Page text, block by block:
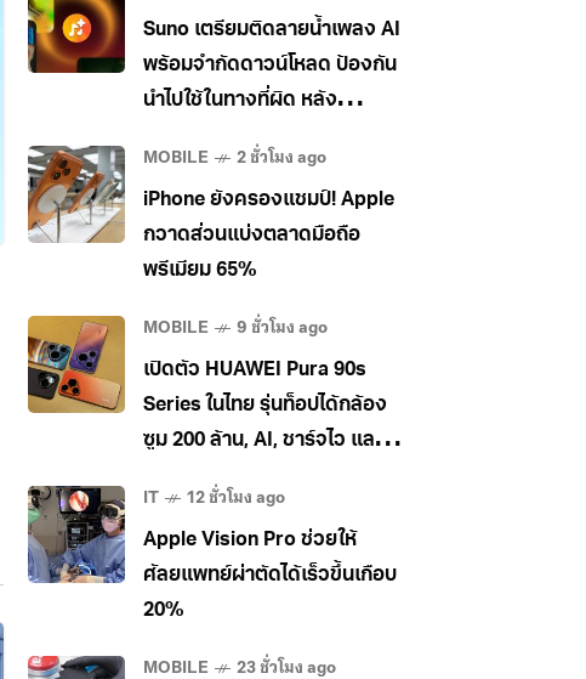
Suno เตรียมติดลายน้ำเพลง AI
พร้อมจำกัดดาวน์โหลด ป้องกัน
นำไปใช้ในทางที่ผิด หลัง
MOBILE 2 ชั่วโมง ago
iPhone ยังครองแชมป์! Apple
กวาดส่วนแบ่งตลาดมือถือ
พรีเมียม 65%
MOBILE 9 ชั่วโมง ago
เปิดตัว HUAWEI Pura 90s
Series ในไทย รุ่นท็อปได้กล้อง
ซูม 200 ล้าน, AI, ชาร์จไว และใช้
IT 12 ชั่วโมง ago
Apple Vision Pro ช่วยให้
ศัลยแพทย์ผ่าตัดได้เร็วขึ้นเกือบ
20%
MOBILE 23 ชั่วโมง ago